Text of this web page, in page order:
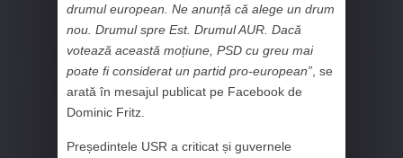
drumul european. Ne anunță că alege un drum
nou. Drumul spre Est. Drumul AUR. Dacă
votează această moțiune, PSD cu greu mai
poate fi considerat un partid pro-european” , se
arată în mesajul publicat pe Facebook de
Dominic Fritz.
Președintele USR a criticat și guvernele